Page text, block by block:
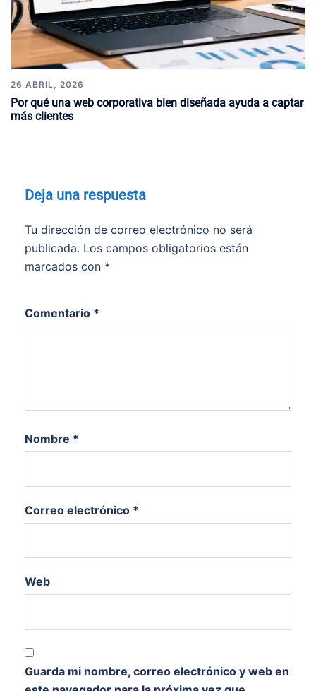
26 ABRIL, 2026
Por qué una web corporativa bien diseñada ayuda a captar
más clientes
Deja una respuesta
Tu dirección de correo electrónico no será
publicada. Los campos obligatorios están
marcados con *
Comentario *
Nombre *
Correo electrónico *
Web
Guarda mi nombre, correo electrónico y web en